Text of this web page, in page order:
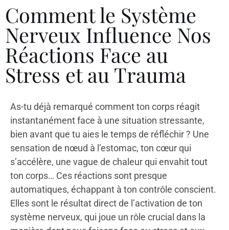
Comment le Système
Nerveux Influence Nos
Réactions Face au
Stress et au Trauma
As-tu déjà remarqué comment ton corps réagit
instantanément face à une situation stressante,
bien avant que tu aies le temps de réfléchir ? Une
sensation de nœud à l’estomac, ton cœur qui
s’accélère, une vague de chaleur qui envahit tout
ton corps… Ces réactions sont presque
automatiques, échappant à ton contrôle conscient.
Elles sont le résultat direct de l’activation de ton
système nerveux, qui joue un rôle crucial dans la